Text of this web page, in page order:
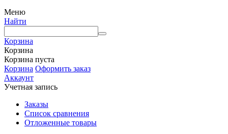
Меню
Найти
Корзина
Корзина
Корзина пуста
Корзина Оформить заказ
Аккаунт
Учетная запись
Заказы
Список сравнения
Отложенные товары